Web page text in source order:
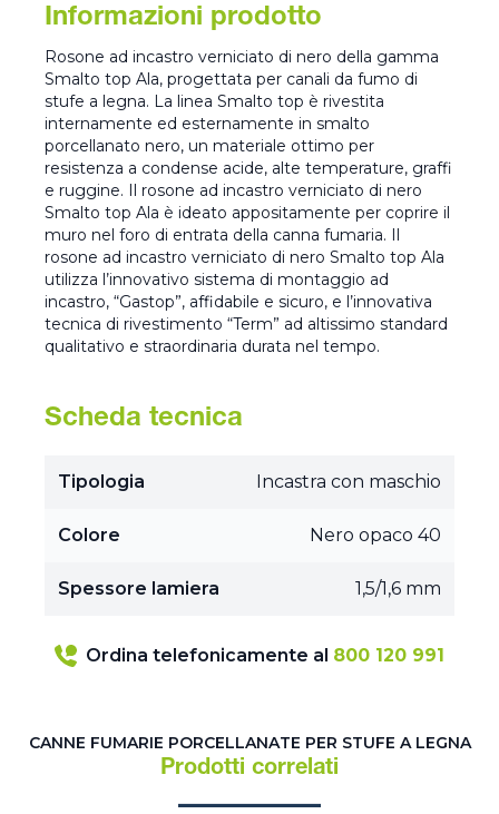
Informazioni prodotto
Rosone ad incastro verniciato di nero della gamma
Smalto top Ala, progettata per canali da fumo di
stufe a legna. La linea Smalto top è rivestita
internamente ed esternamente in smalto
porcellanato nero, un materiale ottimo per
resistenza a condense acide, alte temperature, graffi
e ruggine. Il rosone ad incastro verniciato di nero
Smalto top Ala è ideato appositamente per coprire il
muro nel foro di entrata della canna fumaria. Il
rosone ad incastro verniciato di nero Smalto top Ala
utilizza l’innovativo sistema di montaggio ad
incastro, “Gastop”, affidabile e sicuro, e l’innovativa
tecnica di rivestimento “Term” ad altissimo standard
qualitativo e straordinaria durata nel tempo.
Scheda tecnica
Tipologia Incastra con maschio
Colore Nero opaco 40
Spessore lamiera 1,5/1,6 mm
Ordina telefonicamente al 800 120 991
CANNE FUMARIE PORCELLANATE PER STUFE A LEGNA
Prodotti correlati